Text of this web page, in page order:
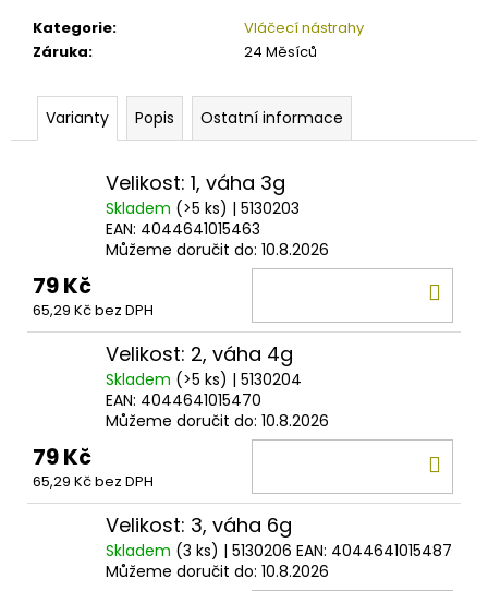
Kategorie:
Vláčecí nástrahy
Záruka: 24 Měsíců
Varianty Popis Ostatní informace
Velikost: 1, váha 3g
Skladem (>5 ks) | 5130203
EAN: 4044641015463
Můžeme doručit do: 10.8.2026
79 Kč
65,29 Kč bez DPH
Velikost: 2, váha 4g
Skladem (>5 ks) | 5130204
EAN: 4044641015470
Můžeme doručit do: 10.8.2026
79 Kč
65,29 Kč bez DPH
Velikost: 3, váha 6g
Skladem (3 ks) | 5130206 EAN: 4044641015487
Můžeme doručit do: 10.8.2026
o
j
SURETTI
PRŮBĚŽNÉ
OLOVO
Kč